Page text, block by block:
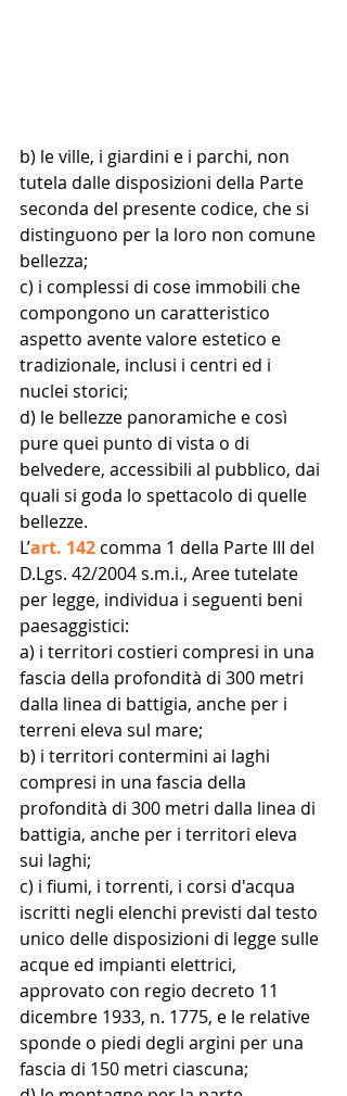
b) le ville, i giardini e i parchi, non
tutela dalle disposizioni della Parte
seconda del presente codice, che si
distinguono per la loro non comune
bellezza;
c) i complessi di cose immobili che
compongono un caratteristico
aspetto avente valore estetico e
tradizionale, inclusi i centri ed i
nuclei storici;
d) le bellezze panoramiche e così
pure quei punto di vista o di
belvedere, accessibili al pubblico, dai
quali si goda lo spettacolo di quelle
bellezze.
L’art. 142 comma 1 della Parte III del
D.Lgs. 42/2004 s.m.i., Aree tutelate
per legge, individua i seguenti beni
paesaggistici:
a) i territori costieri compresi in una
fascia della profondità di 300 metri
dalla linea di battigia, anche per i
terreni eleva sul mare;
b) i territori contermini ai laghi
compresi in una fascia della
profondità di 300 metri dalla linea di
battigia, anche per i territori eleva
sui laghi;
c) i fiumi, i torrenti, i corsi d'acqua
iscritti negli elenchi previsti dal testo
unico delle disposizioni di legge sulle
acque ed impianti elettrici,
approvato con regio decreto 11
dicembre 1933, n. 1775, e le relative
sponde o piedi degli argini per una
fascia di 150 metri ciascuna;